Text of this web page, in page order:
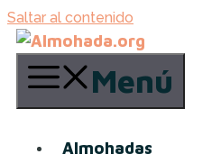
Saltar al contenido
Menú
Almohadas